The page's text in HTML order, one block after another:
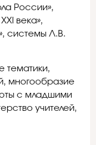
России»,
века»,
системы Л.В.
тематики,
многообразие
с младшими
учителей,